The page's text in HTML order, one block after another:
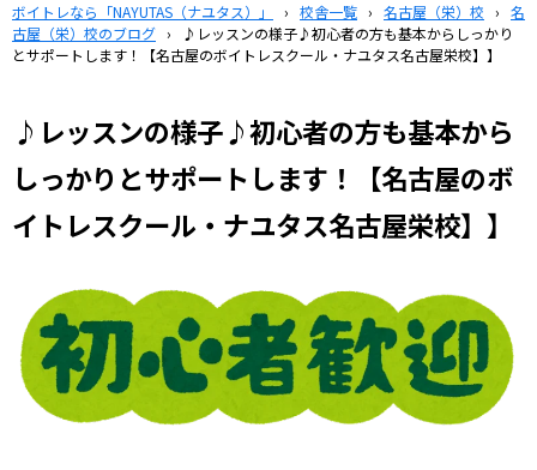
ボイトレなら「NAYUTAS（ナユタス）」 › 校舎一覧 › 名古屋（栄）校 › 名
古屋（栄）校のブログ ›
♪レッスンの様子♪初心者の方も基本からしっかり
とサポートします！【名古屋のボイトレスクール・ナユタス名古屋栄校】】
♪レッスンの様子♪初心者の方も基本から
しっかりとサポートします！【名古屋のボ
イトレスクール・ナユタス名古屋栄校】】